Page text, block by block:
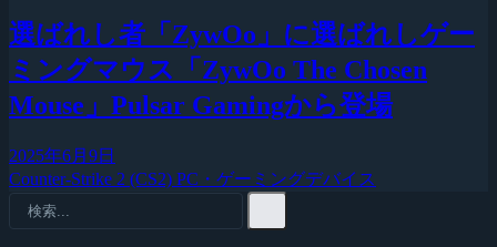
選ばれし者「ZywOo」に選ばれしゲー
ミングマウス「ZywOo The Chosen
Mouse」Pulsar Gamingから登場
2025年6月9日
Counter-Strike 2 (CS2) PC・ゲーミングデバイス